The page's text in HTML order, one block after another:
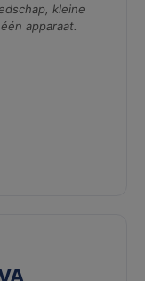
kleine
apparaat.